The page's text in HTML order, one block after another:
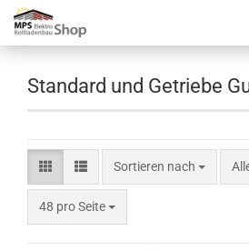
Standard und Getriebe
Sortieren nach
48 pro Seite